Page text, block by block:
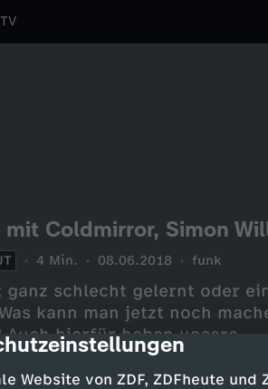
Website von ZDF, ZDFheute
Coldmirror, Simon
4 Min. 08.06.2018 funk
schlecht gelernt oder
kann man jetzt noch
hierfür haben unsere
Will einen Rat. In dieser
besten Spicktricks. Aber